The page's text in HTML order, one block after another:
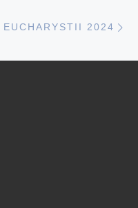
EUCHARYSTII 2024